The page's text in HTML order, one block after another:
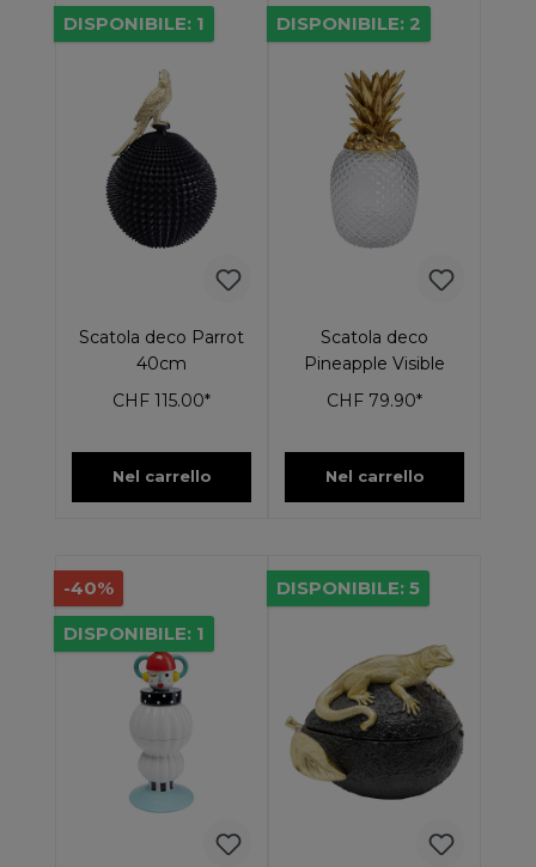
DISPONIBILE: 1
Scatola deco Parrot
40cm
CHF 115.00*
Nel carrello
DISPONIBILE: 2
Scatola deco
Pineapple Visible
CHF 79.90*
Nel carrello
-40%
DISPONIBILE: 1
DISPONIBILE: 5